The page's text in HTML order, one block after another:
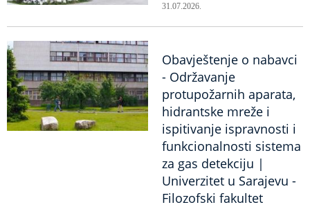
31.07.2026.
Obavještenje o nabavci
- Održavanje
protupožarnih aparata,
hidrantske mreže i
ispitivanje ispravnosti i
funkcionalnosti sistema
za gas detekciju |
Univerzitet u Sarajevu -
Filozofski fakultet